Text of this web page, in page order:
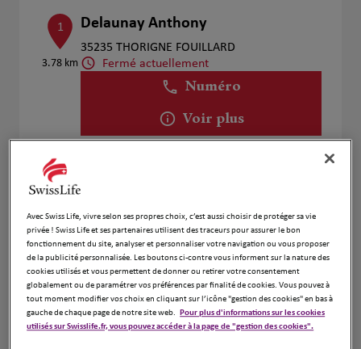
1
3.78 km
Delaunay Anthony
35235 THORIGNE FOUILLARD
Fermé actuellement
Numéro
Voir plus
2
5 km
35700 Rennes
Fermé actuellement
Numéro
Voir plus
Avec Swiss Life, vivre selon ses propres choix, c’est aussi choisir de protéger sa vie
privée ! Swiss Life et ses partenaires utilisent des traceurs pour assurer le bon
fonctionnement du site, analyser et personnaliser votre navigation ou vous proposer
de la publicité personnalisée. Les boutons ci-contre vous informent sur la nature des
cookies utilisés et vous permettent de donner ou retirer votre consentement
globalement ou de paramétrer vos préférences par finalité de cookies. Vous pouvez à
tout moment modifier vos choix en cliquant sur l’icône "gestion des cookies" en bas à
gauche de chaque page de notre site web. Pour plus d'informations sur les cookies
utilisés sur Swisslife.fr, vous pouvez accéder à la page de "gestion des cookies".